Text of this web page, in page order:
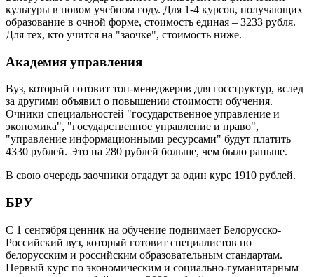
культуры в новом учебном году. Для 1-4 курсов, получающих
образование в очной форме, стоимость единая – 3233 рубля.
Для тех, кто учится на "заочке", стоимость ниже.
Академия управления
Вуз, который готовит топ-менеджеров для госструктур, вслед
за другими объявил о повышении стоимости обучения.
Очники специальностей "государственное управление и
экономика", "государственное управление и право",
"управление информационными ресурсами" будут платить
4330 рублей. Это на 280 рублей больше, чем было раньше.
В свою очередь заочники отдадут за один курс 1910 рублей.
БРУ
С 1 сентября ценник на обучение поднимает Белорусско-
Российский вуз, который готовит специалистов по
белорусским и российским образовательным стандартам.
Первый курс по экономическим и социально-гуманитарным